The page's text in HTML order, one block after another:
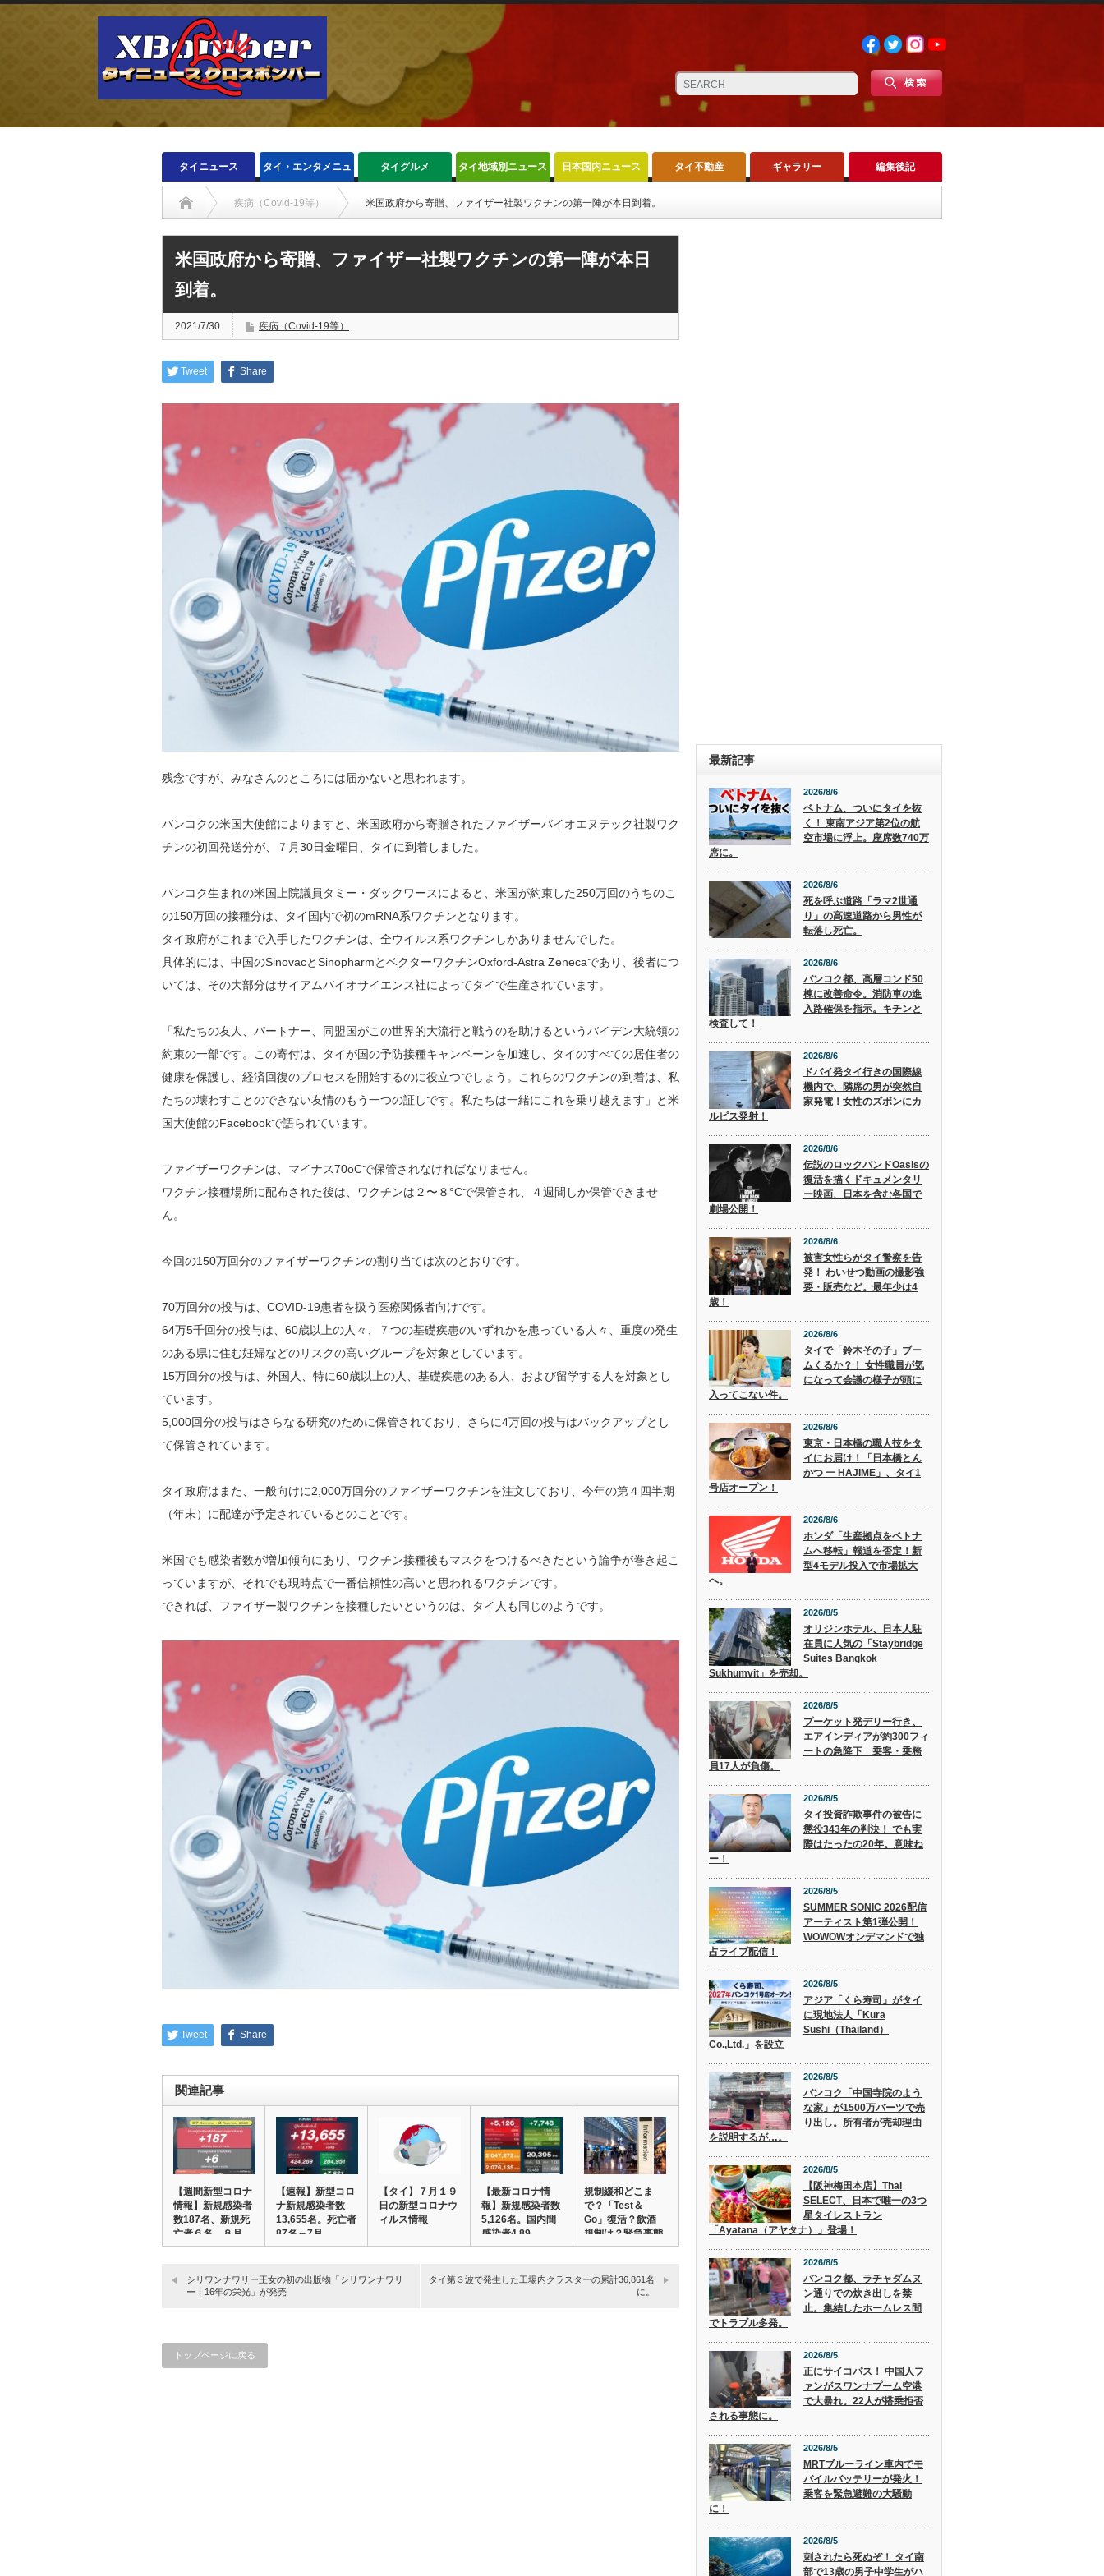
タイニュース タイ・エンタメニュ
ース
タイグルメ タイ地域別ニュース 日本国内ニュース タイ不動産 ギャラリー 編集後記
疾病（Covid-19等） 米国政府から寄贈、ファイザー社製ワクチンの第一陣が本日到着。
米国政府から寄贈、ファイザー社製ワクチンの第一陣が本日
到着。
2021/7/30 疾病（Covid-19等）
Tweet Share
残念ですが、みなさんのところには届かないと思われます。
バンコクの米国大使館によりますと、米国政府から寄贈されたファイザーバイオエヌテック社製ワク
チンの初回発送分が、７月30日金曜日、タイに到着しました。
バンコク生まれの米国上院議員タミー・ダックワースによると、米国が約束した250万回のうちのこ
の150万回の接種分は、タイ国内で初のmRNA系ワクチンとなります。
タイ政府がこれまで入手したワクチンは、全ウイルス系ワクチンしかありませんでした。
具体的には、中国のSinovacとSinopharmとベクターワクチンOxford-Astra Zenecaであり、後者につ
いては、その大部分はサイアムバイオサイエンス社によってタイで生産されています。
「私たちの友人、パートナー、同盟国がこの世界的大流行と戦うのを助けるというバイデン大統領の
約束の一部です。この寄付は、タイが国の予防接種キャンペーンを加速し、タイのすべての居住者の
健康を保護し、経済回復のプロセスを開始するのに役立つでしょう。これらのワクチンの到着は、私
たちの壊わすことのできない友情のもう一つの証しです。私たちは一緒にこれを乗り越えます」と米
国大使館のFacebookで語られています。
ファイザーワクチンは、マイナス70oCで保管されなければなりません。
ワクチン接種場所に配布された後は、ワクチンは２〜８°Cで保管され、４週間しか保管できませ
ん。
今回の150万回分のファイザーワクチンの割り当ては次のとおりです。
70万回分の投与は、COVID-19患者を扱う医療関係者向けです。
64万5千回分の投与は、60歳以上の人々、７つの基礎疾患のいずれかを患っている人々、重度の発生
のある県に住む妊婦などのリスクの高いグループを対象としています。
15万回分の投与は、外国人、特に60歳以上の人、基礎疾患のある人、および留学する人を対象とし
ています。
5,000回分の投与はさらなる研究のために保管されており、さらに4万回の投与はバックアップとし
て保管されています。
タイ政府はまた、一般向けに2,000万回分のファイザーワクチンを注文しており、今年の第４四半期
（年末）に配達が予定されているとのことです。
米国でも感染者数が増加傾向にあり、ワクチン接種後もマスクをつけるべきだという論争が巻き起こ
っていますが、それでも現時点で一番信頼性の高いと思われるワクチンです。
できれば、ファイザー製ワクチンを接種したいというのは、タイ人も同じのようです。
Tweet Share
関連記事
【週間新型コロナ
情報】新規感染者
数187名、新規死
亡者６名、８月…
【速報】新型コロ
ナ新規感染者数
13,655名。死亡者
87名～7月…
【タイ】７月１９
日の新型コロナウ
ィルス情報
【最新コロナ情
報】新規感染者数
5,126名。国内間
感染者4,89…
規制緩和どこま
で？「Test＆
Go」復活？飲酒
規制は？緊急事態
令…
シリワンナワリー王女の初の出版物「シリワンナワリ
ー：16年の栄光」が発売
タイ第３波で発生した工場内クラスターの累計36,861名
に。
トップページに戻る
最新記事
2026/8/6
ベトナム、ついにタイを抜
く！ 東南アジア第2位の航
空市場に浮上。座席数740万
席に。
2026/8/6
死を呼ぶ道路「ラマ2世通
り」の高速道路から男性が
転落し死亡。
2026/8/6
バンコク都、高層コンド50
棟に改善命令。消防車の進
入路確保を指示。キチンと
検査して！
2026/8/6
ドバイ発タイ行きの国際線
機内で、隣席の男が突然自
家発電！女性のズボンにカ
ルピス発射！
2026/8/6
伝説のロックバンドOasisの
復活を描くドキュメンタリ
ー映画、日本を含む各国で
劇場公開！
2026/8/6
被害女性らがタイ警察を告
発！ わいせつ動画の撮影強
要・販売など。最年少は4
歳！
2026/8/6
タイで「鈴木その子」ブー
ムくるか？！ 女性職員が気
になって会議の様子が頭に
入ってこない件。
2026/8/6
東京・日本橋の職人技をタ
イにお届け！「日本橋とん
かつ 一 HAJIME」、タイ1
号店オープン！
2026/8/6
ホンダ「生産拠点をベトナ
ムへ移転」報道を否定！新
型4モデル投入で市場拡大
へ。
2026/8/5
オリジンホテル、日本人駐
在員に人気の「Staybridge
Suites Bangkok
Sukhumvit」を売却。
2026/8/5
プーケット発デリー行き、
エアインディアが約300フィ
ートの急降下 乗客・乗務
員17人が負傷。
2026/8/5
タイ投資詐欺事件の被告に
懲役343年の判決！ でも実
際はたったの20年。意味ね
ー！
2026/8/5
SUMMER SONIC 2026配信
アーティスト第1弾公開！
WOWOWオンデマンドで独
占ライブ配信！
2026/8/5
アジア「くら寿司」がタイ
に現地法人「Kura
Sushi（Thailand）
Co.,Ltd.」を設立
2026/8/5
バンコク「中国寺院のよう
な家」が1500万バーツで売
り出し。所有者が売却理由
を説明するが…。
2026/8/5
【阪神梅田本店】Thai
SELECT、日本で唯一の3つ
星タイレストラン
「Ayatana（アヤタナ）」登場！
2026/8/5
バンコク都、ラチャダムヌ
ン通りでの炊き出しを禁
止。集結したホームレス間
でトラブル多発。
2026/8/5
正にサイコパス！ 中国人フ
ァンがスワンナプーム空港
で大暴れ。22人が搭乗拒否
される事態に。
2026/8/5
MRTブルーライン車内でモ
バイルバッテリーが発火！
乗客を緊急避難の大騒動
に！
2026/8/5
刺されたら死ぬぞ！ タイ南
部で13歳の男子中学生がハ